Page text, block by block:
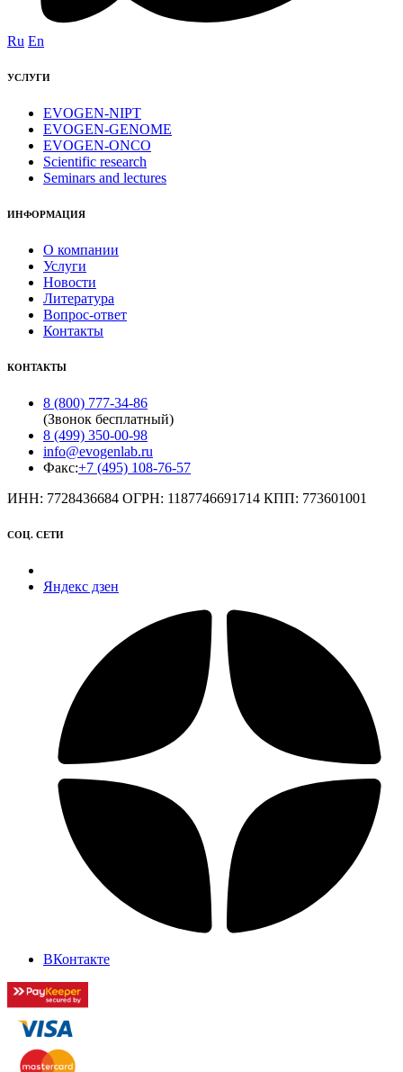
Ru En
УСЛУГИ
EVOGEN-NIPT
EVOGEN-GENOME
EVOGEN-ONCO
Scientific research
Seminars and lectures
ИНФОРМАЦИЯ
О компании
Услуги
Новости
Литература
Вопрос-ответ
Контакты
КОНТАКТЫ
8 (800) 777-34-86
(Звонок бесплатный)
8 (499) 350-00-98
info@evogenlab.ru
Факс:+7 (495) 108-76-57
ИНН: 7728436684 ОГРН: 1187746691714 КПП: 773601001
СОЦ. СЕТИ
Яндекс дзен
ВКонтакте